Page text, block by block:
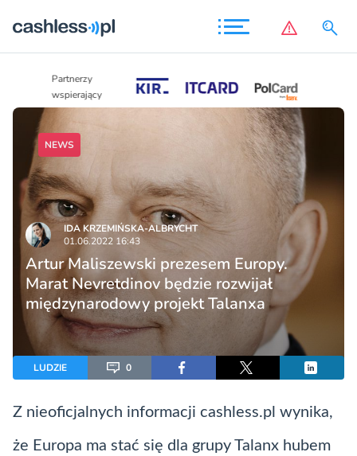
Partnerzy
wspierający
NEWS
IDA KRZEMIŃSKA-ALBRYCHT
01.06.2022 16:43
Artur Maliszewski prezesem Europy.
Marat Nevretdinov będzie rozwijał
międzynarodowy projekt Talanxa
LUDZIE 0
Z nieoficjalnych informacji cashless.pl wynika,
że Europa ma stać się dla grupy Talanx hubem